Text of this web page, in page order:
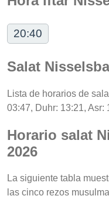
20:40
Salat
Lista de horarios de
03:47, Duhr: 13:21, Asr:
Horario salat
2026
La siguiente tabla
las cinco rezos